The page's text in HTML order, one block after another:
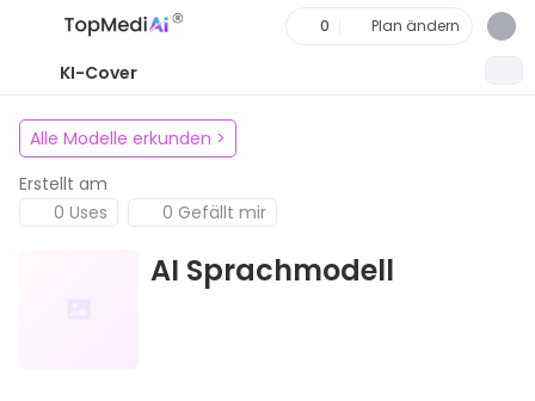
KI-Cover
0 Plan ändern
Alle Modelle erkunden >
Erstellt am
0 Uses
0 Gefällt mir
AI Sprachmodell